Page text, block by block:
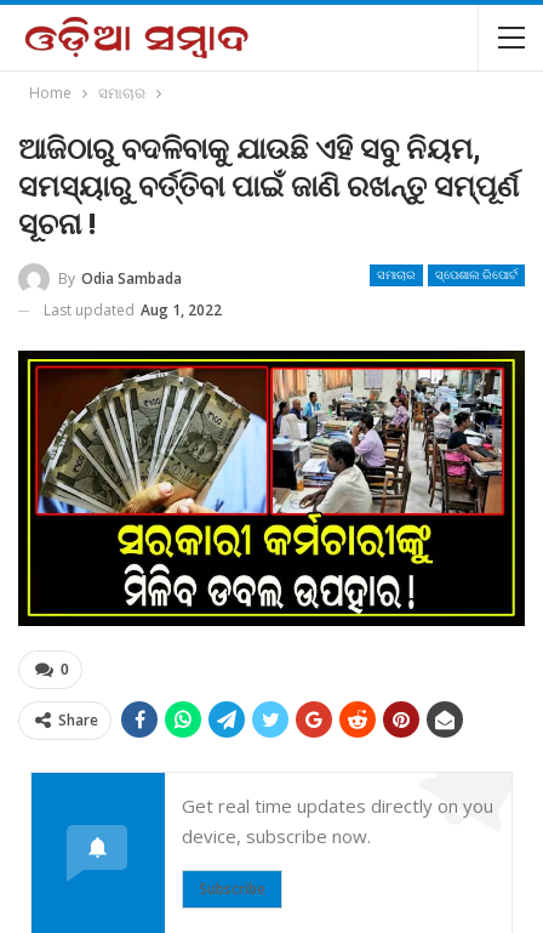
Home ସମାଚାର
ଆଜିଠାରୁ ବଦଳିବାକୁ ଯାଉଛି ଏହି ସବୁ ନିୟମ,
ସମସ୍ୟାରୁ ବର୍ତ୍ତିବା ପାଇଁ ଜାଣି ରଖନ୍ତୁ ସମ୍ପୂର୍ଣ
ସୂଚନା !
ସମାଚାର ସ୍ପେଶାଲ ରିପୋର୍ଟ
By Odia Sambada
Last updated Aug 1, 2022
0
Share
Get real time updates directly on you
device, subscribe now.
Subscribe